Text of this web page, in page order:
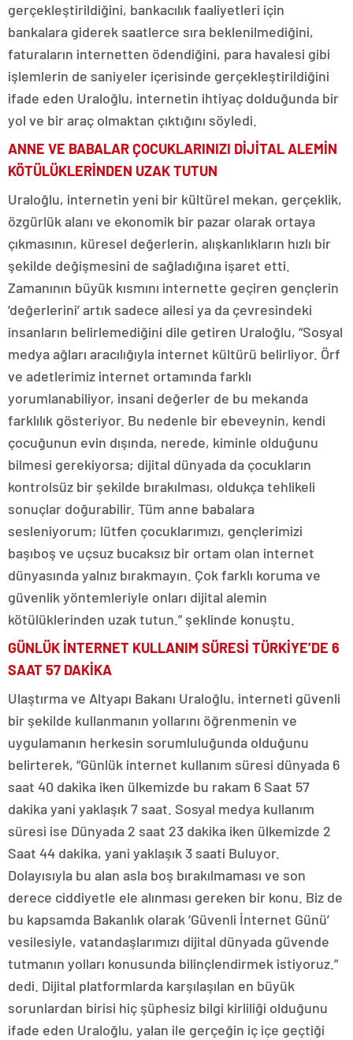
gerçekleştirildiğini, bankacılık faaliyetleri için
bankalara giderek saatlerce sıra beklenilmediğini,
faturaların internetten ödendiğini, para havalesi gibi
işlemlerin de saniyeler içerisinde gerçekleştirildiğini
ifade eden Uraloğlu, internetin ihtiyaç dolduğunda bir
yol ve bir araç olmaktan çıktığını söyledi.
ANNE VE BABALAR ÇOCUKLARINIZI DİJİTAL ALEMİN
KÖTÜLÜKLERİNDEN UZAK TUTUN
Uraloğlu, internetin yeni bir kültürel mekan, gerçeklik,
özgürlük alanı ve ekonomik bir pazar olarak ortaya
çıkmasının, küresel değerlerin, alışkanlıkların hızlı bir
şekilde değişmesini de sağladığına işaret etti.
Zamanının büyük kısmını internette geçiren gençlerin
‘değerlerini’ artık sadece ailesi ya da çevresindeki
insanların belirlemediğini dile getiren Uraloğlu, “Sosyal
medya ağları aracılığıyla internet kültürü belirliyor. Örf
ve adetlerimiz internet ortamında farklı
yorumlanabiliyor, insani değerler de bu mekanda
farklılık gösteriyor. Bu nedenle bir ebeveynin, kendi
çocuğunun evin dışında, nerede, kiminle olduğunu
bilmesi gerekiyorsa; dijital dünyada da çocukların
kontrolsüz bir şekilde bırakılması, oldukça tehlikeli
sonuçlar doğurabilir. Tüm anne babalara
sesleniyorum; lütfen çocuklarımızı, gençlerimizi
başıboş ve uçsuz bucaksız bir ortam olan internet
dünyasında yalnız bırakmayın. Çok farklı koruma ve
güvenlik yöntemleriyle onları dijital alemin
kötülüklerinden uzak tutun.” şeklinde konuştu.
GÜNLÜK İNTERNET KULLANIM SÜRESİ TÜRKİYE’DE 6
SAAT 57 DAKİKA
Ulaştırma ve Altyapı Bakanı Uraloğlu, interneti güvenli
bir şekilde kullanmanın yollarını öğrenmenin ve
uygulamanın herkesin sorumluluğunda olduğunu
belirterek, “Günlük internet kullanım süresi dünyada 6
saat 40 dakika iken ülkemizde bu rakam 6 Saat 57
dakika yani yaklaşık 7 saat. Sosyal medya kullanım
süresi ise Dünyada 2 saat 23 dakika iken ülkemizde 2
Saat 44 dakika, yani yaklaşık 3 saati Buluyor.
Dolayısıyla bu alan asla boş bırakılmaması ve son
derece ciddiyetle ele alınması gereken bir konu. Biz de
bu kapsamda Bakanlık olarak ‘Güvenli İnternet Günü’
vesilesiyle, vatandaşlarımızı dijital dünyada güvende
tutmanın yolları konusunda bilinçlendirmek istiyoruz.”
dedi. Dijital platformlarda karşılaşılan en büyük
sorunlardan birisi hiç şüphesiz bilgi kirliliği olduğunu
ifade eden Uraloğlu, yalan ile gerçeğin iç içe geçtiği